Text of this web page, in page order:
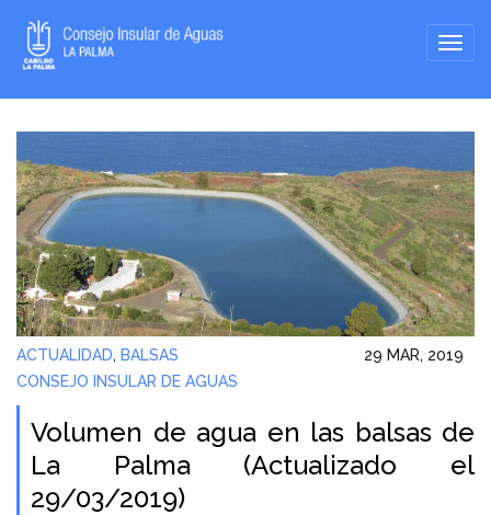
ACTUALIDAD, BALSAS
29 MAR, 2019
CONSEJO INSULAR DE AGUAS
Volumen de agua en las balsas de
La Palma (Actualizado el
29/03/2019)